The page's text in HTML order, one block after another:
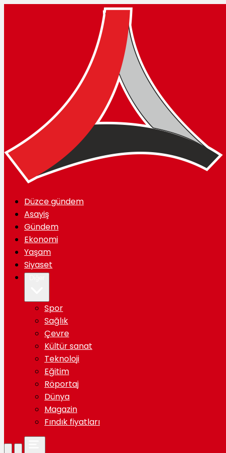
Düzce gündem
Asayiş
Gündem
Ekonomi
Yaşam
Siyaset
Spor
Sağlık
Çevre
Kültür sanat
Teknoloji
Eğitim
Röportaj
Dünya
Magazin
Fındık fiyatları